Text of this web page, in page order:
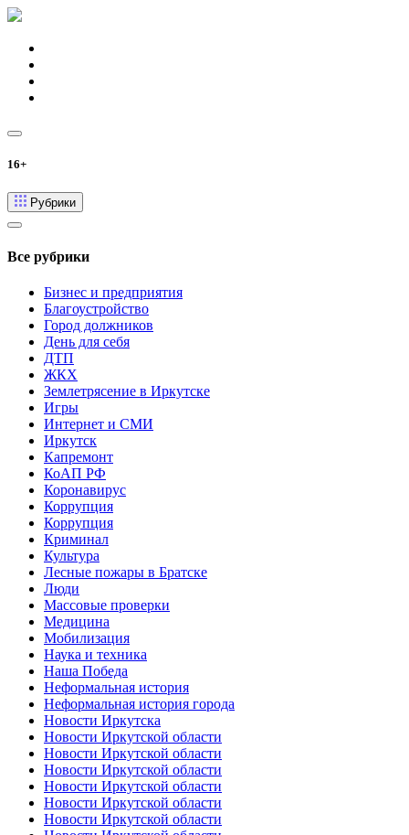
16+
Рубрики
Все рубрики
Бизнес и предприятия
Благоустройство
Город должников
День для себя
ДТП
ЖКХ
Землетрясение в Иркутске
Игры
Интернет и СМИ
Иркутск
Капремонт
КоАП РФ
Коронавирус
Коррупция
Коррупция
Криминал
Культура
Лесные пожары в Братске
Люди
Массовые проверки
Медицина
Мобилизация
Наука и техника
Наша Победа
Неформальная история
Неформальная история города
Новости Иркутска
Новости Иркутской области
Новости Иркутской области
Новости Иркутской области
Новости Иркутской области
Новости Иркутской области
Новости Иркутской области